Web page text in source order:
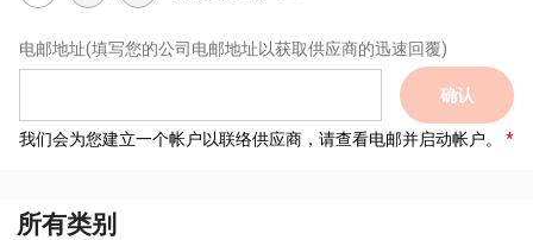
电邮地址(填写您的公司电邮地址以获取供应商的迅速回覆)
确认
我们会为您建立一个帐户以联络供应商，请查看电邮并启动帐户。
所有类别